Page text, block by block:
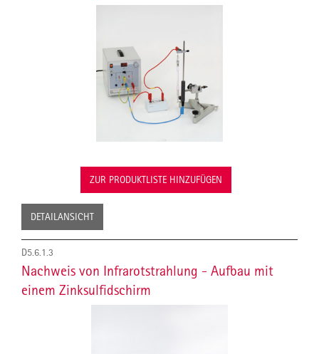
ZUR PRODUKTLISTE HINZUFÜGEN
DETAILANSICHT
D5.6.1.3
Nachweis von Infrarotstrahlung - Aufbau mit
einem Zinksulfidschirm